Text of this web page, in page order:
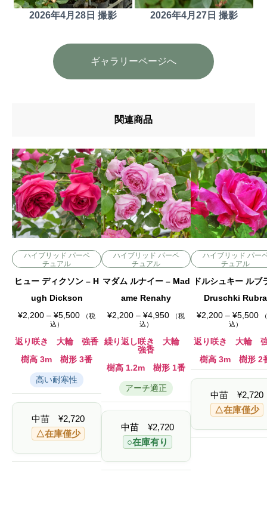
2026年4月28日 撮影 2026年4月27日 撮影
ギャラリーページへ
関連商品
ハイブリッド パーペ
チュアル
ヒュー ディクソン – H
ugh Dickson
¥2,200 – ¥5,500価
¥
2
,
2
0
5
,
5
0
（税
込）
返り咲き 大輪 強香
樹高 3m 樹形 3番
高い耐寒性
中苗 ¥2,720
△在庫僅少
ハイブリッド パーペ
チュアル
マダム ルナイー – Mad
ame Renahy
¥2,200 – ¥4,950価
:
¥
,
2
0
0
,
9
5
0
（税
込）
繰り返し咲き 大輪
強香
樹高 1.2m 樹形 1番
アーチ適正
中苗 ¥2,720
○在庫有り
ハイブリッド パー
チュアル
ドルシュキー ルブ
Druschki Rubra
¥2,200 – ¥5,500価
¥
2
,
2
0
0
–
¥
5
5
0
込）
返り咲き 大輪
樹高 3m 樹形 2
中苗 ¥2,720
△在庫僅少